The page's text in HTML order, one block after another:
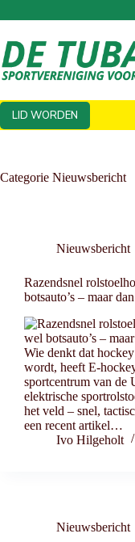
naar
inhoud
LID WORDEN
Categorie Nieuwsbericht
Nieuwsbericht
Razendsnel
botsauto’s – maar
Wie denkt dat
wordt, heeft E-
sportcentrum van de
elektrische
het veld – snel,
een recent artikel…
Ivo Hilgeholt
Nieuwsbericht